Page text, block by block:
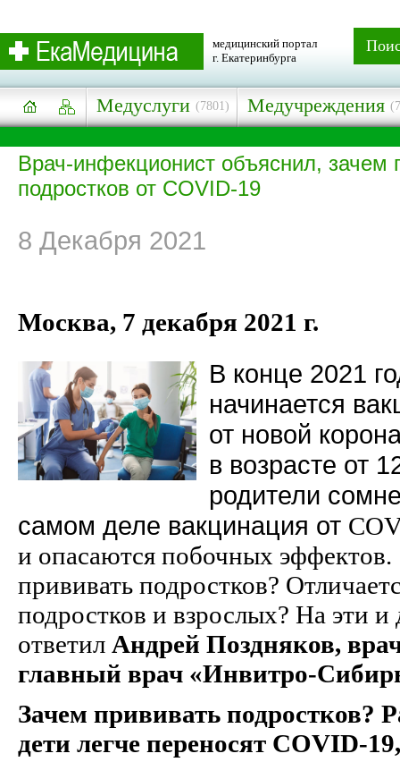
медицинский портал
г. Екатеринбурга
Медуслуги (7801) Медучреждения
Врач-инфекционист объяснил, зачем
подростков от COVID-19
8 Декабря 2021
Москва, 7 декабря 2021 г.
В конце 2021
начинается
от новой
в возрасте от
родители
самом деле вакцинация от
и опасаются побочных эффектов.
прививать подростков?
подростков и взрослых? На эти
ответил Андрей Поздняков,
главный врач «Инвитро-
Зачем прививать подростков?
дети легче переносят COVID-